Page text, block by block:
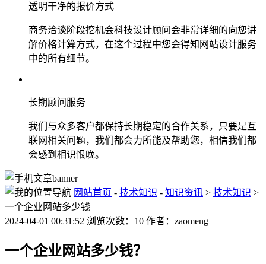
透明干净的报价方式
商务洽谈阶段挖机会科技设计顾问会非常详细的向您讲
解价格计算方式，在这个过程中您会得知网站设计服务
中的所有细节。
长期顾问服务
我们与众多客户都保持长期稳定的合作关系，只要是互
联网相关问题，我们都会力所能及帮助您，相信我们都
会感到相识恨晚。
网站首页 - 技术知识 - 知识资讯 > 技术知识 >
一个企业网站多少钱
2024-04-01 00:31:52 浏览次数：10 作者：zaomeng
一个企业网站多少钱？